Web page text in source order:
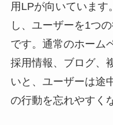
用LPが向いています
し、ユーザーを1つ
です。通常のホーム
採用情報、ブログ、
いと、ユーザーは途
の行動を忘れやすく